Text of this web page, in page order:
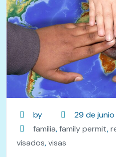
by
29 de
familia,family permit,
visados,visas